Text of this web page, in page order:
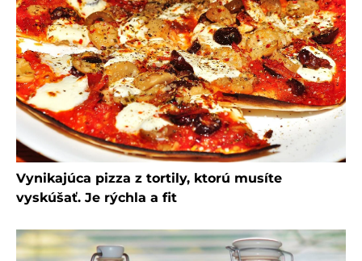
Vynikajúca pizza z tortily, ktorú musíte
vyskúšať. Je rýchla a fit